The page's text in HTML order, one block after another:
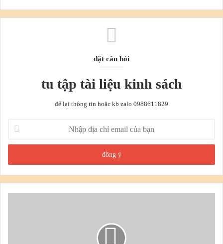
đặt câu hỏi
tu tập tài liệu kinh sách
để lại thông tin hoăc kb zalo 0988611829
địa
chỉ
của
bạn